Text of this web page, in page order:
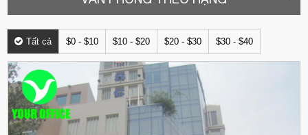
Tất cả $0 - $10 $10 - $20 $20 - $30 $30 - $40